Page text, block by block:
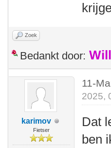
Zoek
Bedankt door:
karimov
Fietser
11-
2025,
Dat
ben